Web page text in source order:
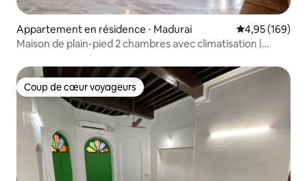
Appartement en résidence ⋅ Madurai Évaluation
4,95 (169)
Maison de plain-pied 2 chambres avec climatisation |
Coup de cœur voyageurs
Coup de cœur voyageurs